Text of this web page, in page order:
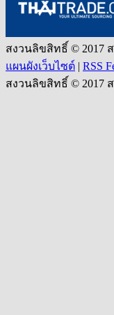
สงวนลิขสิทธิ์ © 2017
แผนผังเว็บไซต์ | RSS
สงวนลิขสิทธิ์ © 2017